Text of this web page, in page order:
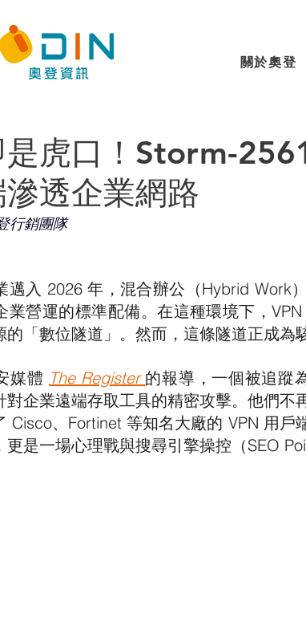
關於奧登
是虎口！Storm-
透企業網路
行銷團隊
邁入 2026 年，混合辦公（Hybrid Work
業營運的標準配備。在這種環境下，
「數位隧道」。然而，這條隧道正成為
媒體 The Register 的報導，一個被追蹤
對企業遠端存取工具的精密攻擊。他們不
Cisco、Fortinet 等知名大廠的 VPN 用
更是一場心理戰與搜尋引擎操控（SEO